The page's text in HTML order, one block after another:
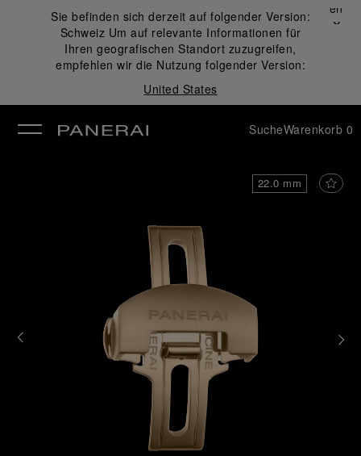
Sie befinden sich derzeit auf folgender Version:
Schweiz Um auf relevante Informationen für
Ihren geografischen Standort zuzugreifen,
empfehlen wir die Nutzung folgender Version:
United States
Schließen
✕
SucheWarenkorb 0
22.0 mm